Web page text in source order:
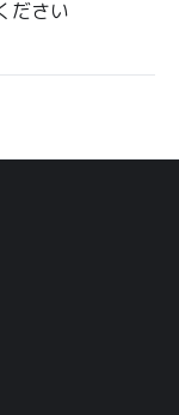
ださい